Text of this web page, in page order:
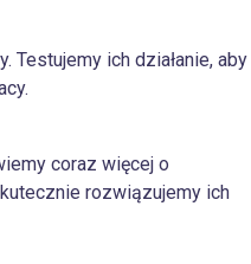
Testujemy ich działanie, aby
coraz więcej o
rozwiązujemy ich